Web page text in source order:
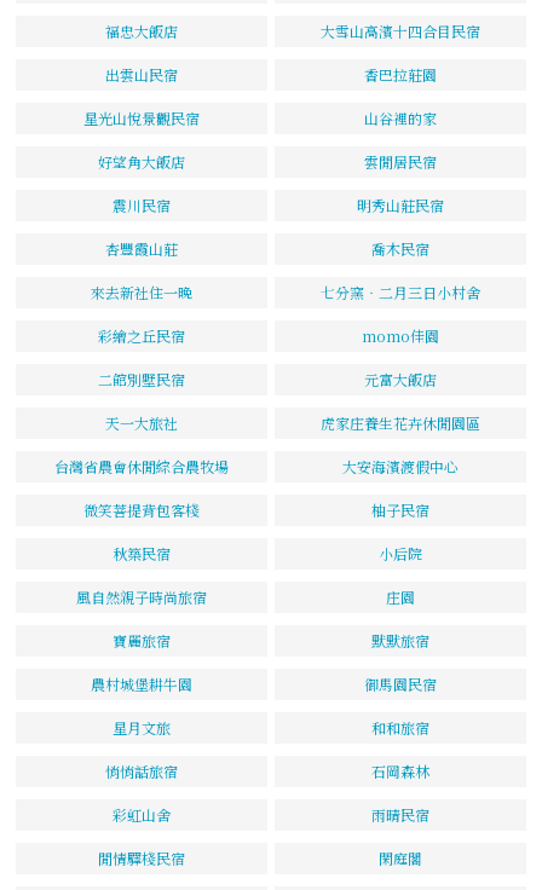
福忠大飯店 大雪山高濱十四合目民宿
出雲山民宿 香巴拉莊園
星光山悅景觀民宿 山谷裡的家
好望角大飯店 雲閒居民宿
震川民宿 明秀山莊民宿
杏豐霞山莊 喬木民宿
來去新社住一晚 七分窯‧二月三日小村舍
彩繪之丘民宿 momo佳園
二館別墅民宿 元富大飯店
天一大旅社 虎家庄養生花卉休閒園區
台灣省農會休閒綜合農牧場 大安海濱渡假中心
微笑菩提背包客棧 柚子民宿
秋築民宿 小后院
風自然親子時尚旅宿 庄園
寶麗旅宿 默默旅宿
農村城堡耕牛園 御馬園民宿
星月文旅 和和旅宿
悄悄話旅宿 石岡森林
彩虹山舍 雨晴民宿
閒情驛棧民宿 閑庭閣